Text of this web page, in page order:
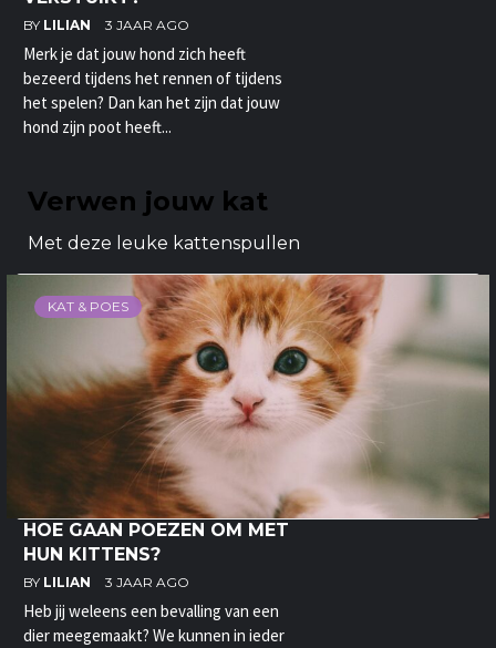
BY LILIAN 3 JAAR AGO
Merk je dat jouw hond zich heeft
bezeerd tijdens het rennen of tijdens
het spelen? Dan kan het zijn dat jouw
hond zijn poot heeft...
Verwen jouw kat
Met deze leuke kattenspullen
KAT & POES
HOE GAAN POEZEN OM MET
HUN KITTENS?
BY LILIAN 3 JAAR AGO
Heb jij weleens een bevalling van een
dier meegemaakt? We kunnen in ieder